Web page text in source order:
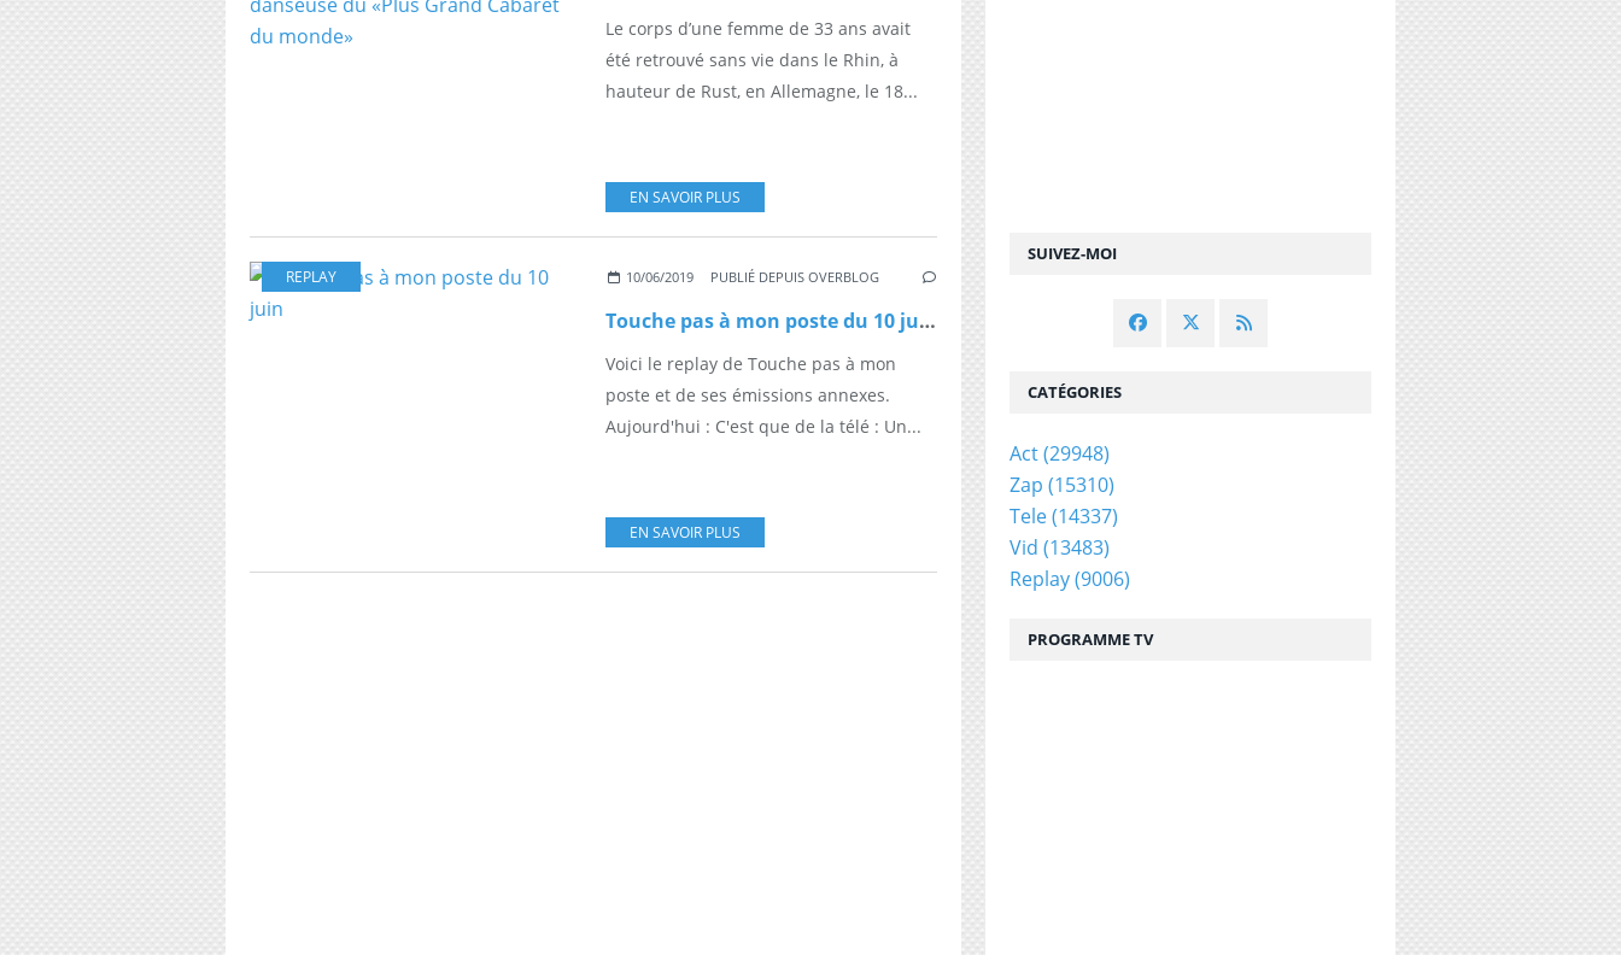
Le corps d’une femme de 33 ans avait
été retrouvé sans vie dans le Rhin, à
hauteur de Rust, en Allemagne, le 18...
EN SAVOIR PLUS
REPLAY 10/06/2019 PUBLIÉ DEPUIS OVERBLOG
Touche pas à mon poste du 10 juin
Voici le replay de Touche pas à mon
poste et de ses émissions annexes.
Aujourd'hui : C'est que de la télé : Un...
EN SAVOIR PLUS
SUIVEZ-MOI
CATÉGORIES
Act(29948)
Zap (15310)
Tele(14337)
Vid (13483)
Replay(9006)
PROGRAMME TV